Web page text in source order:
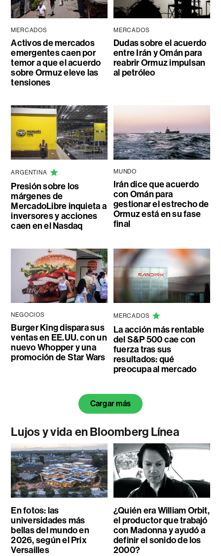
MERCADOS
Activos de mercados
emergentes caen por
temor a que el acuerdo
sobre Ormuz eleve las
tensiones
MERCADOS
Dudas sobre el acuerdo
entre Irán y Omán para
reabrir Ormuz impulsan
al petróleo
ARGENTINA
Presión sobre los
márgenes de
MercadoLibre inquieta a
inversores y acciones
caen en el Nasdaq
MUNDO
Irán dice que acuerdo
con Omán para
gestionar el estrecho de
Ormuz está en su fase
final
NEGOCIOS
Burger King dispara sus
ventas en EE.UU. con un
nuevo Whopper y una
promoción de Star Wars
MERCADOS
La acción más rentable
del S&P 500 cae con
fuerza tras sus
resultados: qué
preocupa al mercado
Cargar más
Lujos y vida en Bloomberg Línea
En fotos: las
universidades más
bellas del mundo en
2026, según el Prix
Versailles
¿Quién era William Orbit,
el productor que trabajó
con Madonna y ayudó a
definir el sonido de los
2000?